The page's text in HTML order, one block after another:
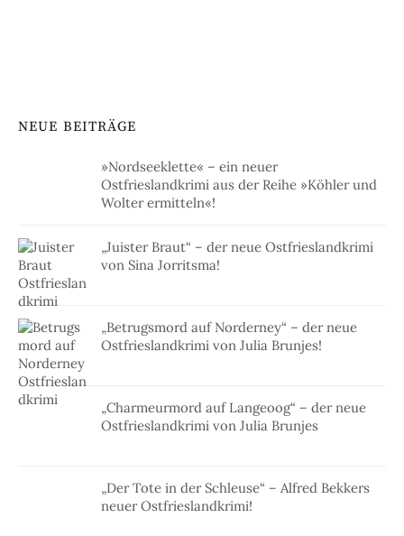
NEUE BEITRÄGE
»Nordseeklette« – ein neuer
Ostfrieslandkrimi aus der Reihe »Köhler und
Wolter ermitteln«!
„Juister Braut“ – der neue Ostfrieslandkrimi
von Sina Jorritsma!
„Betrugsmord auf Norderney“ – der neue
Ostfrieslandkrimi von Julia Brunjes!
„Charmeurmord auf Langeoog“ – der neue
Ostfrieslandkrimi von Julia Brunjes
„Der Tote in der Schleuse“ – Alfred Bekkers
neuer Ostfrieslandkrimi!